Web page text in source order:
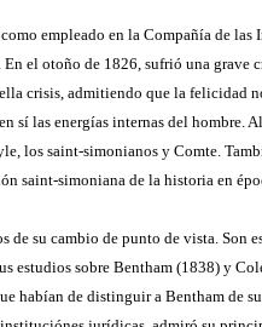
empleado en la Compañía de las
el otoño de 1826, sufrió una grave
crisis, admitiendo que la felicidad
sí las energías internas del hombre.
los saint-simonianos y Comte.
saint-simoniana de la historia en
su cambio de punto de vista. Son
sobre Bentham (1838) y
habían de distinguir a Bentham de